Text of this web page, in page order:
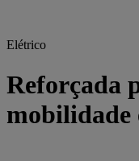
Elétrico
Reforçada
mobilidade